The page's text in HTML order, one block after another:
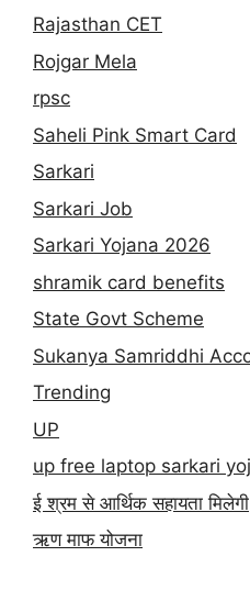
Rajasthan CET
Rojgar Mela
rpsc
Saheli Pink Smart Card
Sarkari
Sarkari Job
Sarkari Yojana 2026
shramik card benefits
State Govt Scheme
Sukanya Samriddhi
Trending
UP
up free laptop sarkari
ई श्रम से आर्थिक सहायता मिलेगी
ऋण माफ योजना